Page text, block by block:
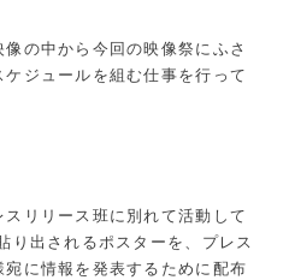
の中から今回の映像祭にふさ
ジュールを組む仕事を行って
リリース班に別れて活動して
り出されるポスターを、プレス
に情報を発表するために配布